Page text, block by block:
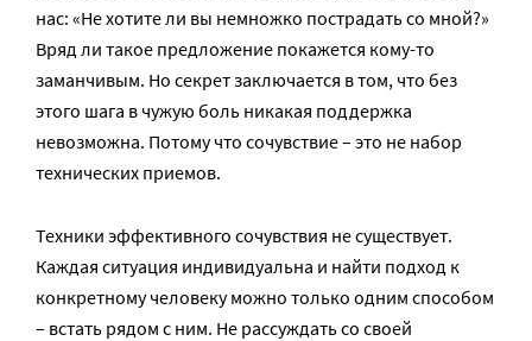
нас: «Не хотите ли вы немножко пострадать со мной?»
Вряд ли такое предложение покажется кому-то
заманчивым. Но секрет заключается в том, что без
этого шага в чужую боль никакая поддержка
невозможна. Потому что сочувствие – это не набор
технических приемов.
Техники эффективного сочувствия не существует.
Каждая ситуация индивидуальна и найти подход к
конкретному человеку можно только одним способом
– встать рядом с ним. Не рассуждать со своей